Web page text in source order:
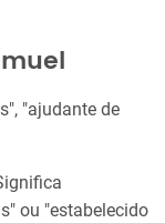
"ajudante de
ou "estabelecido